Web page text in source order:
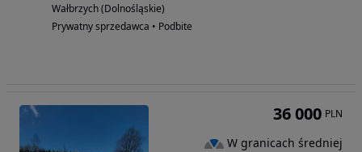
Wałbrzych (Dolnośląskie)
Prywatny sprzedawca • Podbite
36 000 PLN
W granicach średniej